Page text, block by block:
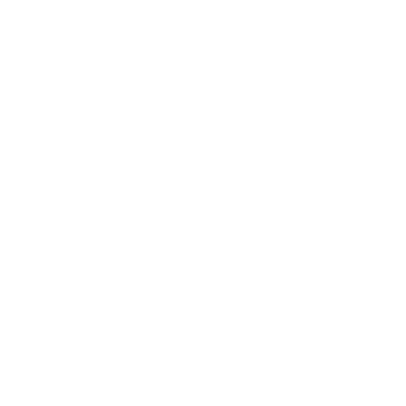
Zellentausch Umwidmung